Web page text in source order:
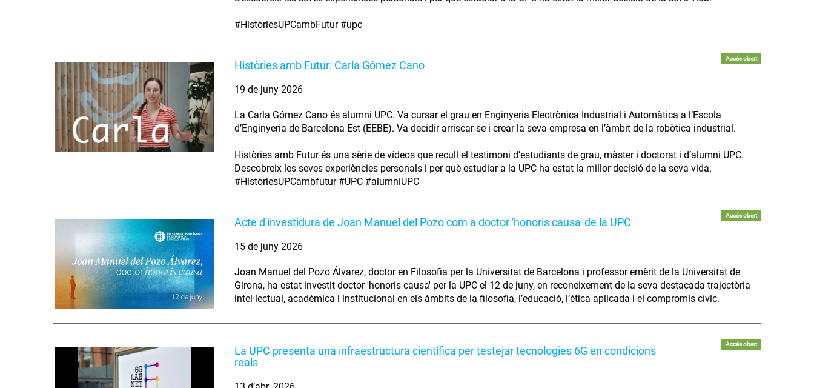
#HistòriesUPCambFutur #upc
Històries amb Futur: Carla Gómez Cano
Accés obert
19 de juny 2026
La Carla Gómez Cano és alumni UPC. Va cursar el grau en Enginyeria Electrònica Industrial i Automàtica a l’Escola
d’Enginyeria de Barcelona Est (EEBE). Va decidir arriscar-se i crear la seva empresa en l’àmbit de la robòtica industrial.
Històries amb Futur és una sèrie de vídeos que recull el testimoni d’estudiants de grau, màster i doctorat i d’alumni UPC.
Descobreix les seves experiències personals i per què estudiar a la UPC ha estat la millor decisió de la seva vida.
#HistòriesUPCambfutur #UPC #alumniUPC
Acte d'investidura de Joan Manuel del Pozo com a doctor 'honoris causa' de la UPC
Accés obert
15 de juny 2026
Joan Manuel del Pozo Álvarez, doctor en Filosofia per la Universitat de Barcelona i professor emèrit de la Universitat de
Girona, ha estat investit doctor 'honoris causa' per la UPC el 12 de juny, en reconeixement de la seva destacada trajectòria
intel·lectual, acadèmica i institucional en els àmbits de la filosofia, l’educació, l’ètica aplicada i el compromís cívic.
La UPC presenta una infraestructura científica per testejar tecnologies 6G en condicions
reals
Accés obert